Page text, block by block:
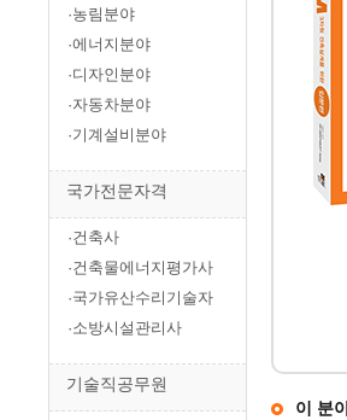
·농림분야
·에너지분야
·디자인분야
·자동차분야
·기계설비분야
국가전문자격
·건축사
·건축물에너지평가사
·국가유산수리기술자
·소방시설관리사
기술직공무원
이 분